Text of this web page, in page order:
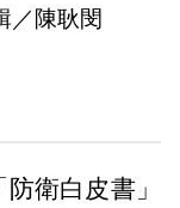
陳耿閔
衛白皮書」